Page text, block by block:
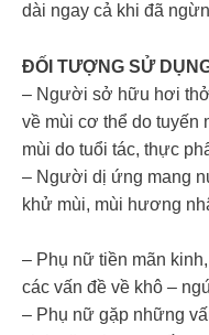
dài ngay cả khi đã
ĐỐI TƯỢNG SỬ
– Người sở hữu hơi
về mùi cơ thể do tuyến
mùi do tuổi tác, thực
– Người dị ứng mang
khử mùi, mùi hương
– Phụ nữ tiền mãn
các vấn đề về khô –
– Phụ nữ gặp những